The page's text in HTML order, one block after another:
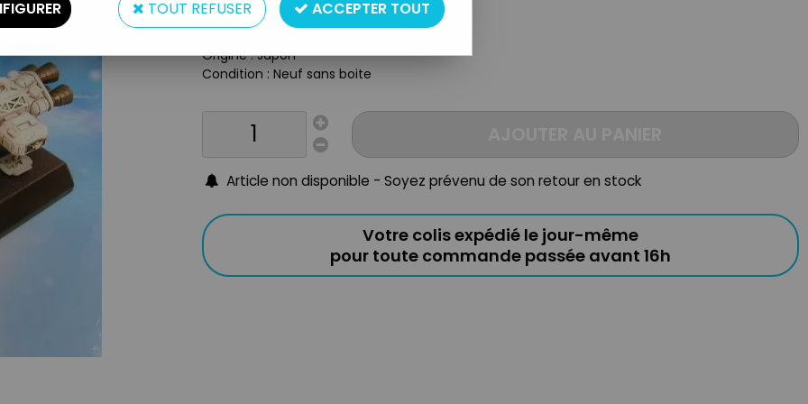
Matière : Plastique type PVC
Origine : Japon
Condition : Neuf sans boite
Article non disponible - Soyez prévenu de son retour en stock
Votre colis expédié le jour-même
pour toute commande passée avant 16h
TOUT REFUSER ACCEPTER TOUT